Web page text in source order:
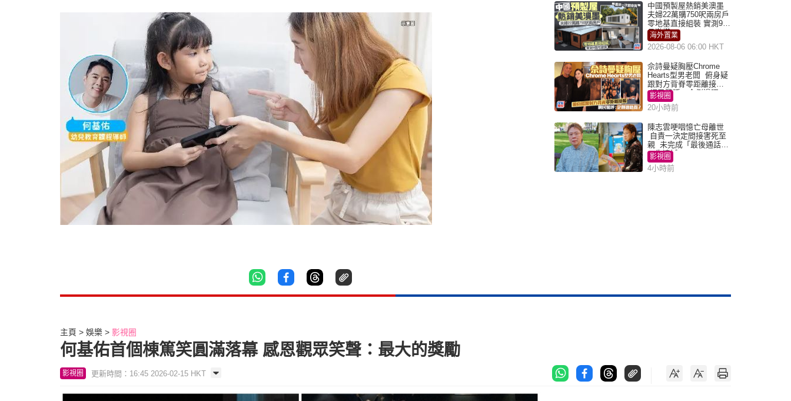
中國預製屋熱銷美澳墨
夫婦22萬購750呎兩房戶
零地基直接組裝 實測9個
月激讚
海外置業
2026-08-06 06:00 HKT
佘詩曼疑胸壓Chrome
Hearts型男老闆 俯身疑
跟對方背脊零距離接觸
網民驚呼：企側邊唔
得？
影視圈
20小時前
陳志雲哽咽憶亡母離世
自責一決定間接害死至
親 未完成「最後通話」
一生遺憾
影視圈
4小時前
主頁 娛樂 影視圈
何基佑首個棟篤笑圓滿落幕 感恩觀眾笑聲：最大的獎勵
影視圈 更新時間：16:45 2026-02-15 HKT